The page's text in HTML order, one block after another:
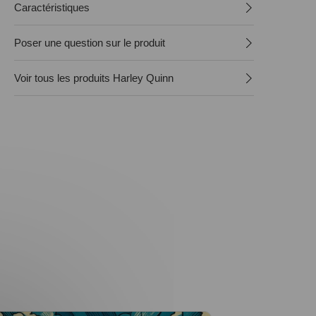
Caractéristiques
Poser une question sur le produit
Voir tous les produits Harley Quinn